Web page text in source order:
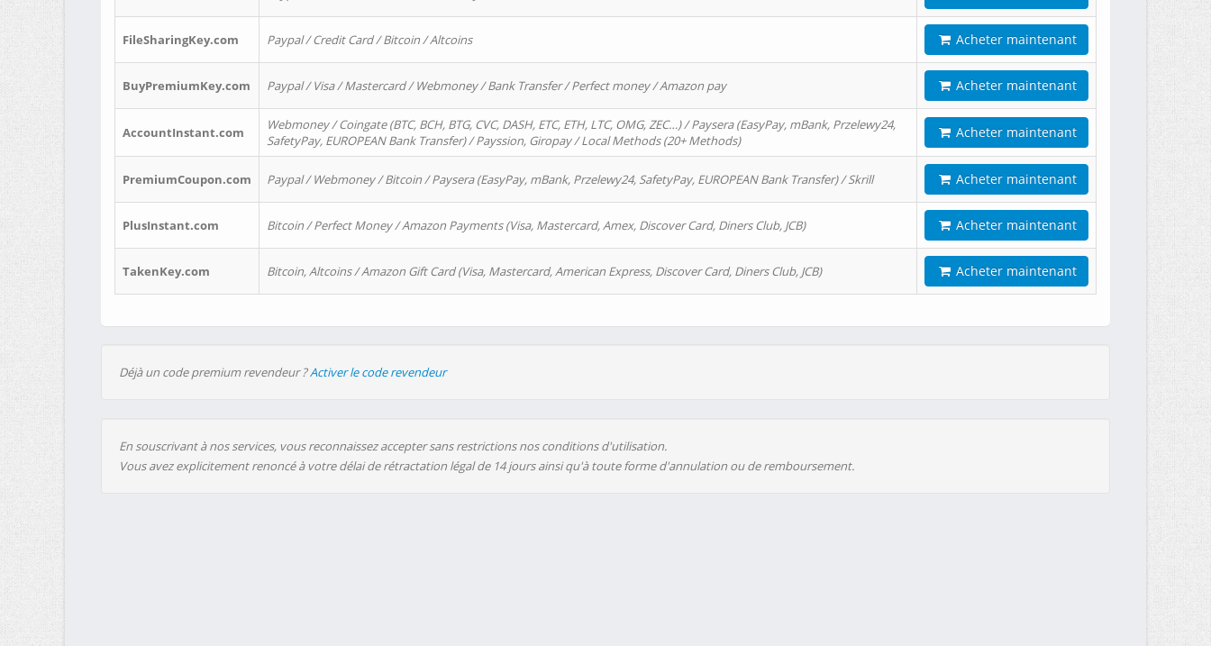
FileSharingKey.com Paypal / Credit Card / Bitcoin / Altcoins Acheter maintenant
BuyPremiumKey.com Paypal / Visa / Mastercard / Webmoney / Bank Transfer / Perfect money / Amazon pay Acheter maintenant
AccountInstant.com
Webmoney / Coingate (BTC, BCH, BTG, CVC, DASH, ETC, ETH, LTC, OMG, ZEC…) / Paysera (EasyPay, mBank, Przelewy24,
SafetyPay, EUROPEAN Bank Transfer) / Payssion, Giropay / Local Methods (20+ Methods)
Acheter maintenant
PremiumCoupon.com Paypal / Webmoney / Bitcoin / Paysera (EasyPay, mBank, Przelewy24, SafetyPay, EUROPEAN Bank Transfer) / Skrill Acheter maintenant
PlusInstant.com Bitcoin / Perfect Money / Amazon Payments (Visa, Mastercard, Amex, Discover Card, Diners Club, JCB) Acheter maintenant
TakenKey.com Bitcoin, Altcoins / Amazon Gift Card (Visa, Mastercard, American Express, Discover Card, Diners Club, JCB) Acheter maintenant
Déjà un code premium revendeur ?Activer le code revendeur
En souscrivant à nos services, vous reconnaissez accepter sans restrictions nos conditions d'utilisation.
Vous avez explicitement renoncé à votre délai de rétractation légal de 14 jours ainsi qu'à toute forme d'annulation ou de remboursement.